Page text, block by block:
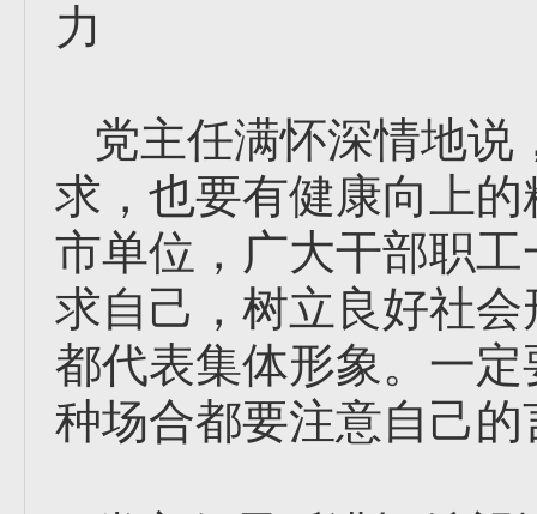
力
党主任满怀深情地说
求，也要有健康向上
市单位，广大干部职
求自己，树立良好社
都代表集体形象。一
种场合都要注意自己